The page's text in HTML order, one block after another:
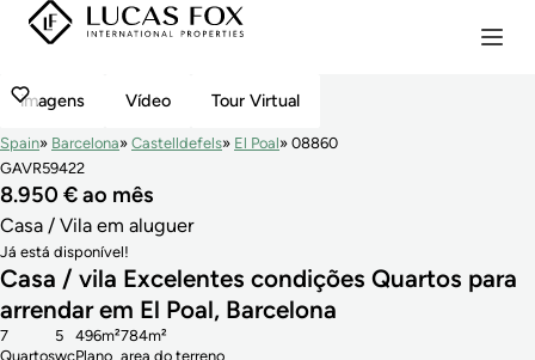
imagens Vídeo Tour Virtual
Spain Barcelona Castelldefels El Poal
08860
GAVR59422
8.950 € ao mês
Casa / Vila em aluguer
Já está disponível!
Casa / vila Excelentes condições Quartos para
arrendar em El Poal, Barcelona
Quartos
7
wc
5
Plano
496m²
area do terreno
784m²